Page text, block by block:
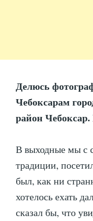
Делюсь
Чебоксарам
район
В выходные мы с
традиции,
был, как ни
хотелось ехать
сказал бы, что